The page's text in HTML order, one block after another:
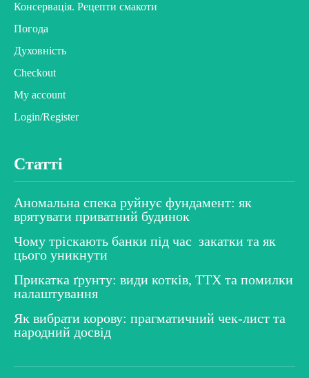
Консервація. Рецепти смакоти
Погода
Духовність
Checkout
My account
Login/Register
Статті
Аномальна спека руйнує фундамент: як
врятувати приватний будинок
Чому тріскають банки під час закатки та як
цього уникнути
Прикатка ґрунту: види котків, ТТХ та помилки
налаштування
Як вибрати корову: прагматичний чек-лист та
народний досвід